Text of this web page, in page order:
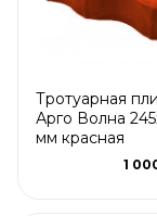
Тротуарная
Арго Волна
мм красная
1